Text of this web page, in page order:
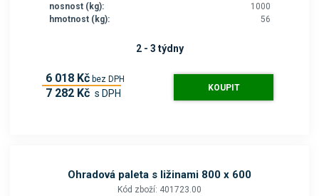
nosnost (kg):
1000
hmotnost (kg):
56
2 - 3 týdny
6 018 Kč bez DPH
7 282 Kč s DPH KOUPIT
Ohradová paleta s ližinami 800 x 600
Kód zboží: 401723.00